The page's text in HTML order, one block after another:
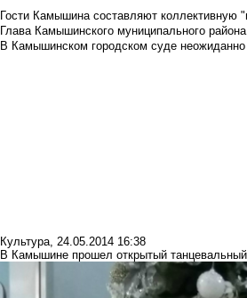
Гости Камышина составляют коллективную
Глава Камышинского муниципального
В Камышинском городском суде
Культура, 24.05.2014 16:38
В Камышине прошел открытый